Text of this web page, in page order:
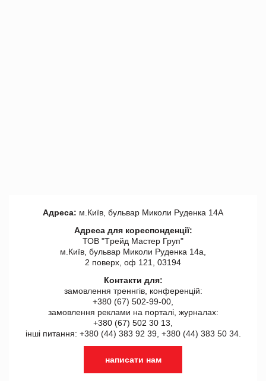
Адреса: м.Київ, бульвар Миколи Руденка 14А
Адреса для кореспонденції:
ТОВ "Tрейд Мастер Груп"
м.Київ, бульвар Миколи Руденка 14а,
2 поверх, оф 121, 03194
Контакти для:
замовлення треннгів, конференцій:
+380 (67) 502-99-00,
замовлення реклами на порталі, журналах:
+380 (67) 502 30 13,
інші питання: +380 (44) 383 92 39, +380 (44) 383 50 34.
написати нам